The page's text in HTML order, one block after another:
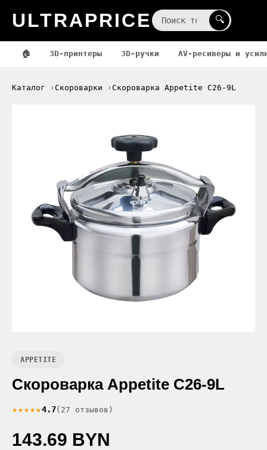
ULTRAPRICE 🔍
🏠 3D-принтеры 3D-ручки AV-ресиверы и
Каталог Скороварки Скороварка Appetite C26-9L
APPETITE
Скороварка Appetite C26-9L
★★★★★4.7(27 отзывов)
143.69 BYN